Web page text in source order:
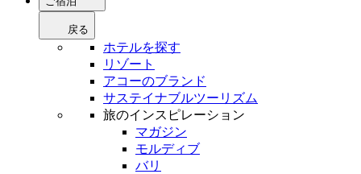
戻る
ホテルを探す
リゾート
アコーのブランド
サステイナブルツーリズム
旅のインスピレーション
マガジン
モルディブ
バリ